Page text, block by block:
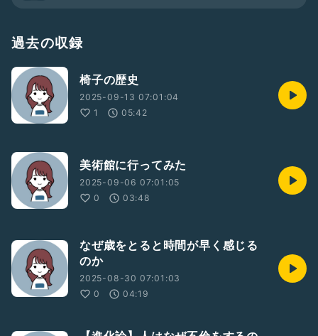
過去の収録
椅子の歴史
2025-09-13 07:01:04
1
05:42
美術館に行ってみた
2025-09-06 07:01:05
0
03:48
なぜ歳をとると時間が早く感じる
のか
2025-08-30 07:01:03
0
04:19